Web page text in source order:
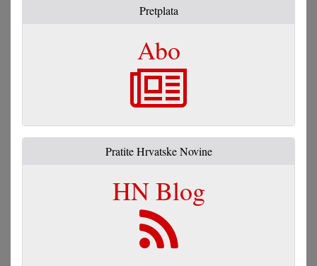
Pretplata
Abo
Pratite Hrvatske Novine
HN Blog